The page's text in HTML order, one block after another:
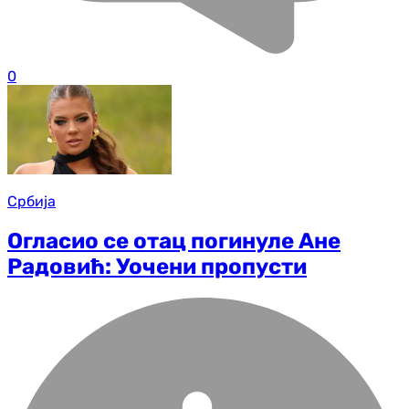
0
Србија
Огласио се отац погинуле Ане
Радовић: Уочени пропусти